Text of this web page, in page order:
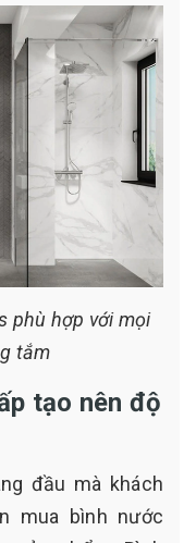
phù hợp với mọi
tắm
tạo nên độ
đầu mà khách
mua bình nước